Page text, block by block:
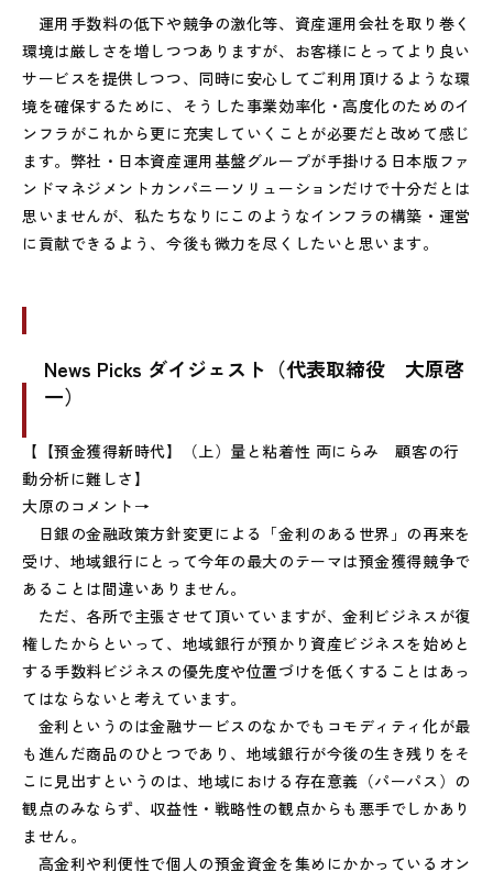
運用手数料の低下や競争の激化等、資産運用会社を取り巻く
環境は厳しさを増しつつありますが、お客様にとってより良い
サービスを提供しつつ、同時に安心してご利用頂けるような環
境を確保するために、そうした事業効率化・高度化のためのイ
ンフラがこれから更に充実していくことが必要だと改めて感じ
ます。弊社・日本資産運用基盤グループが手掛ける日本版ファ
ンドマネジメントカンパニーソリューションだけで十分だとは
思いませんが、私たちなりにこのようなインフラの構築・運営
に貢献できるよう、今後も微力を尽くしたいと思います。
News Picks ダイジェスト（代表取締役 大原啓
一）
【【預金獲得新時代】（上）量と粘着性 両にらみ 顧客の行
動分析に難しさ】
大原のコメント→
日銀の金融政策方針変更による「金利のある世界」の再来を
受け、地域銀行にとって今年の最大のテーマは預金獲得競争で
あることは間違いありません。
ただ、各所で主張させて頂いていますが、金利ビジネスが復
権したからといって、地域銀行が預かり資産ビジネスを始めと
する手数料ビジネスの優先度や位置づけを低くすることはあっ
てはならないと考えています。
金利というのは金融サービスのなかでもコモディティ化が最
も進んだ商品のひとつであり、地域銀行が今後の生き残りをそ
こに見出すというのは、地域における存在意義（パーパス）の
観点のみならず、収益性・戦略性の観点からも悪手でしかあり
ません。
高金利や利便性で個人の預金資金を集めにかかっているオン